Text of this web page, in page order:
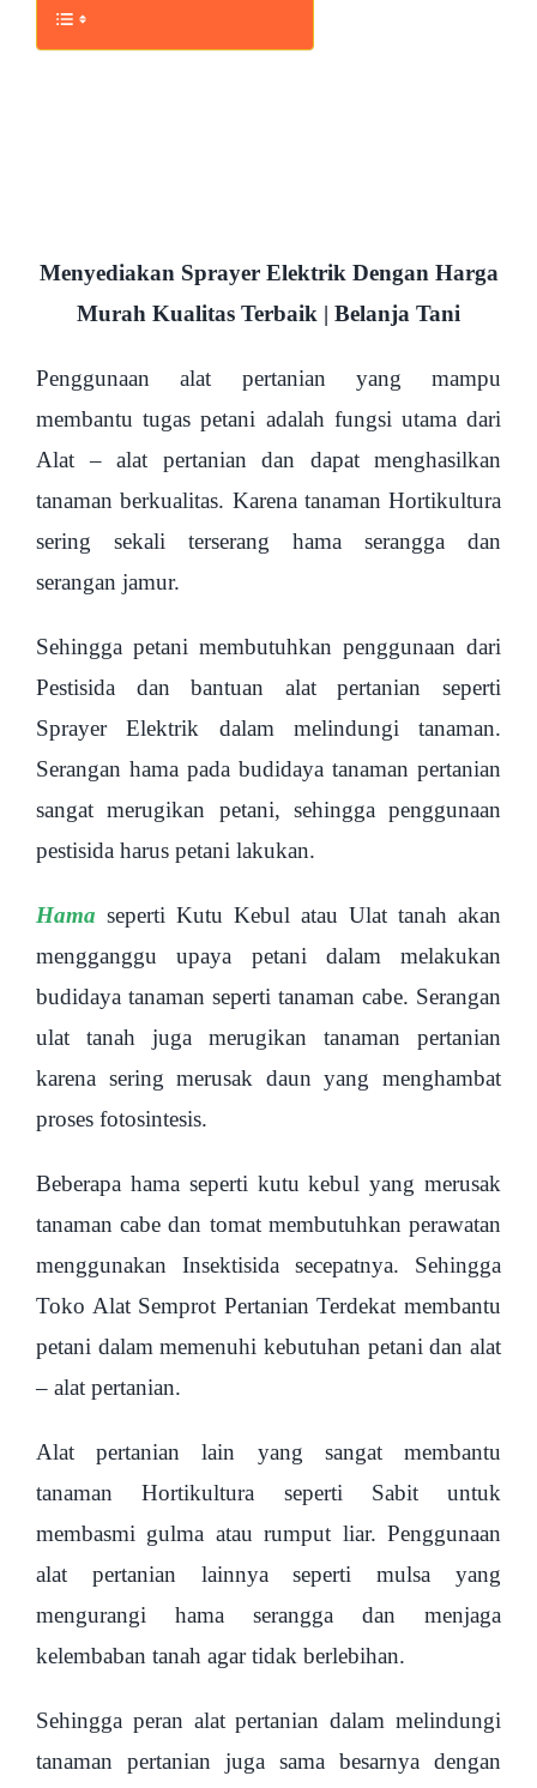
Menyediakan Sprayer Elektrik Dengan Harga
Murah Kualitas Terbaik | Belanja Tani
Penggunaan alat pertanian yang mampu
membantu tugas petani adalah fungsi utama dari
Alat – alat pertanian dan dapat menghasilkan
tanaman berkualitas. Karena tanaman Hortikultura
sering sekali terserang hama serangga dan
serangan jamur.
Sehingga petani membutuhkan penggunaan dari
Pestisida dan bantuan alat pertanian seperti
Sprayer Elektrik dalam melindungi tanaman.
Serangan hama pada budidaya tanaman pertanian
sangat merugikan petani, sehingga penggunaan
pestisida harus petani lakukan.
Hama seperti Kutu Kebul atau Ulat tanah akan
mengganggu upaya petani dalam melakukan
budidaya tanaman seperti tanaman cabe. Serangan
ulat tanah juga merugikan tanaman pertanian
karena sering merusak daun yang menghambat
proses fotosintesis.
Beberapa hama seperti kutu kebul yang merusak
tanaman cabe dan tomat membutuhkan perawatan
menggunakan Insektisida secepatnya. Sehingga
Toko Alat Semprot Pertanian Terdekat membantu
petani dalam memenuhi kebutuhan petani dan alat
– alat pertanian.
Alat pertanian lain yang sangat membantu
tanaman Hortikultura seperti Sabit untuk
membasmi gulma atau rumput liar. Penggunaan
alat pertanian lainnya seperti mulsa yang
mengurangi hama serangga dan menjaga
kelembaban tanah agar tidak berlebihan.
Sehingga peran alat pertanian dalam melindungi
tanaman pertanian juga sama besarnya dengan